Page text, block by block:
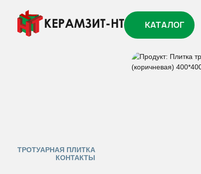
КАТАЛОГ
ТРОТУАРНАЯ ПЛИТКА
КОНТАКТЫ
ГЛАВНАЯ
ПЛИТКА